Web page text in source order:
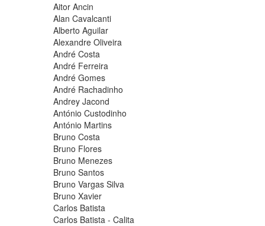
Aitor Ancin
Alan Cavalcanti
Alberto Aguilar
Alexandre Oliveira
André Costa
André Ferreira
André Gomes
André Rachadinho
Andrey Jacond
António Custodinho
António Martins
Bruno Costa
Bruno Flores
Bruno Menezes
Bruno Santos
Bruno Vargas Silva
Bruno Xavier
Carlos Batista
Carlos Batista - Calita